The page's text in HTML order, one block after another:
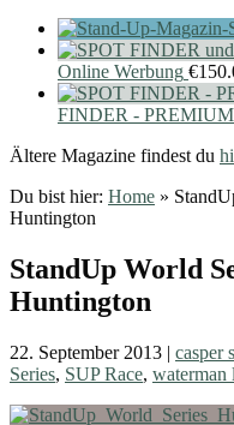
Online Werbung €
FINDER -
Ältere Magazine findest du
Du bist hier: Home »
Huntington
StandUp World
Huntington
22. September 2013 | casper
Series, SUP Race, waterman